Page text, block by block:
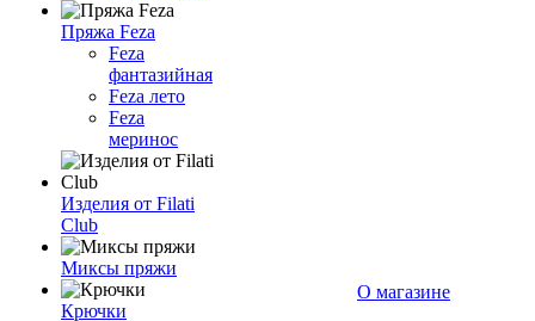
Пряжа Feza
Feza
фантазийная
Feza лето
Feza
меринос
Изделия от Filati
Club
Миксы пряжи
Крючки
О магазине